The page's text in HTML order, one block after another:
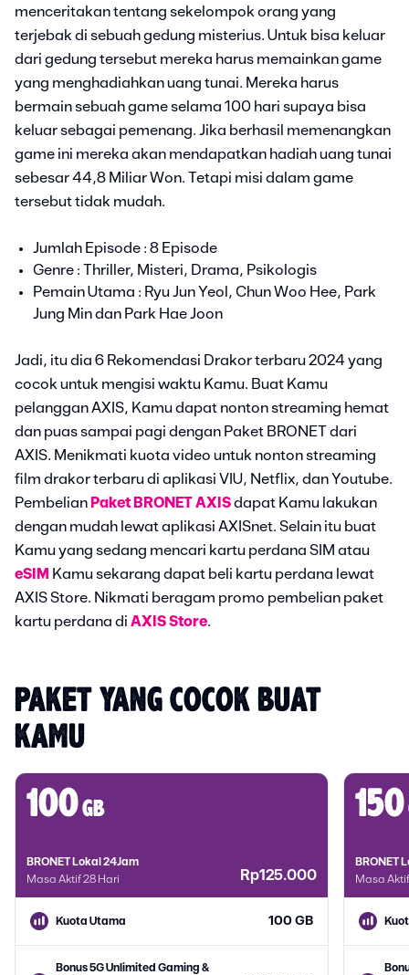
menceritakan tentang sekelompok orang yang
terjebak di sebuah gedung misterius. Untuk bisa keluar
dari gedung tersebut mereka harus memainkan game
yang menghadiahkan uang tunai. Mereka harus
bermain sebuah game selama 100 hari supaya bisa
keluar sebagai pemenang. Jika berhasil memenangkan
game ini mereka akan mendapatkan hadiah uang tunai
sebesar 44,8 Miliar Won. Tetapi misi dalam game
tersebut tidak mudah.
Jumlah Episode : 8 Episode
Genre : Thriller, Misteri, Drama, Psikologis
Pemain Utama : Ryu Jun Yeol, Chun Woo Hee, Park
Jung Min dan Park Hae Joon
Jadi, itu dia 6 Rekomendasi Drakor terbaru 2024 yang
cocok untuk mengisi waktu Kamu. Buat Kamu
pelanggan AXIS, Kamu dapat nonton streaming hemat
dan puas sampai pagi dengan Paket BRONET dari
AXIS. Menikmati kuota video untuk nonton streaming
film drakor terbaru di aplikasi VIU, Netflix, dan Youtube.
Pembelian Paket BRONET AXISdapat Kamu lakukan
dengan mudah lewat aplikasi AXISnet. Selain itu buat
Kamu yang sedang mencari kartu perdana SIM atau
eSIM Kamu sekarang dapat beli kartu perdana lewat
AXIS Store. Nikmati beragam promo pembelian paket
kartu perdana di AXIS Store.
PAKET YANG COCOK BUAT
KAMU
100gb
BRONET Lokal 24Jam
Masa Aktif 28 Hari
Rp125.000
Kuota Utama 100 GB
Bonus 5G Unlimited Gaming &
150
BRONET
Masa